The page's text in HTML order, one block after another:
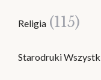
Religia (115)
Starodruki